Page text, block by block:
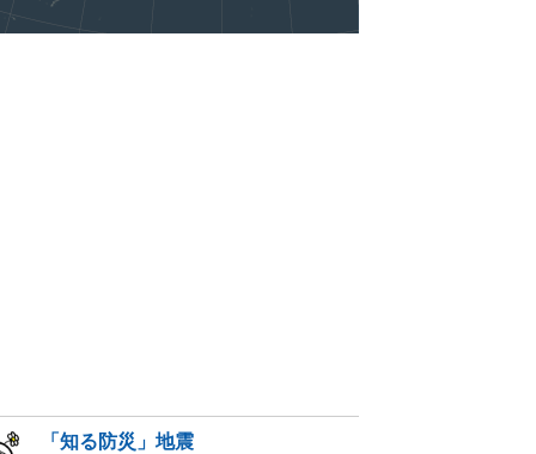
「知る防災」地震